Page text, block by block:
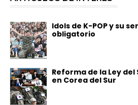
Idols de K-POP y su
obligatorio
Reforma de la Ley
en Corea del Sur